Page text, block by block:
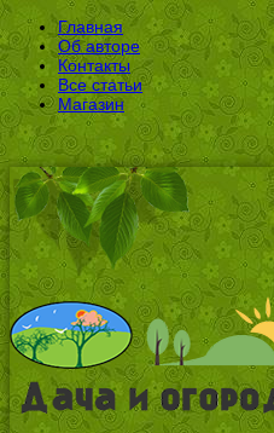
Главная
Об авторе
Контакты
Все статьи
Магазин